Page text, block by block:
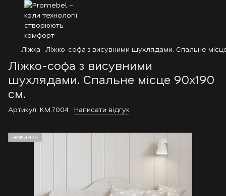
Ліжка Ліжко-софа з висувними шухлядами. Спальне
Ліжко-софа з висувними
шухлядами. Спальне місце 90х190
см.
Артикул: KM.7004 Написати відгук
НОВИНКА